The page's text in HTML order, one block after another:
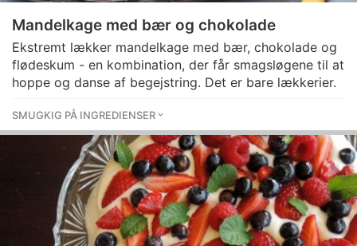
Mandelkage med bær og chokolade
Ekstremt lækker mandelkage med bær, chokolade og
flødeskum - en kombination, der får smagsløgene til at
hoppe og danse af begejstring. Det er bare lækkerier.
SMUGKIG PÅ INGREDIENSER